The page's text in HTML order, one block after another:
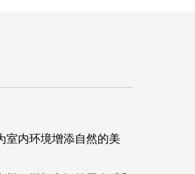
室内环境增添自然的美